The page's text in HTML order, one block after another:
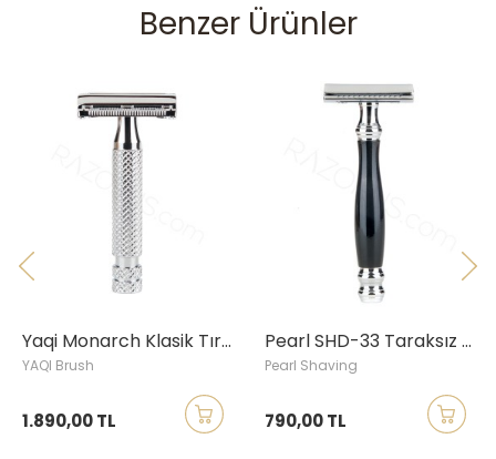
Benzer Ürünler
Yaqi Monarch Klasik Tıraş Aleti, Krom
YAQI Brush
1.890,00 TL
Pearl SHD-33 Taraksız Klasik Tıraş Aleti, Siyah
Pearl Shaving
790,00 TL